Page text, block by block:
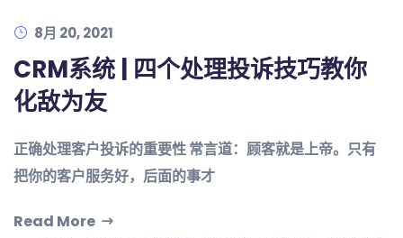
8月 20, 2021
CRM系统 | 四个处理投诉技巧教你
化敌为友
正确处理客户投诉的重要性 常言道：顾客就是上帝。只有
把你的客户服务好，后面的事才
Read More